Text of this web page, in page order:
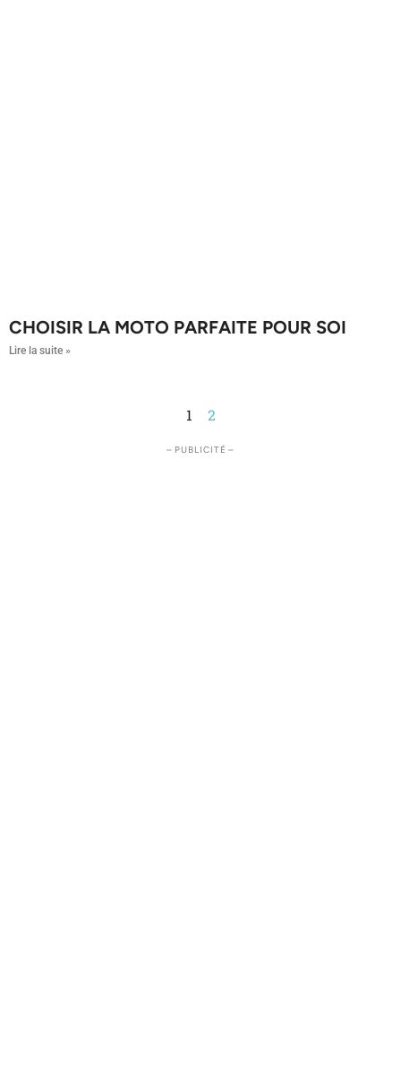
CHOISIR LA MOTO PARFAITE POUR SOI
Lire la suite »
1 2
– PUBLICITÉ –